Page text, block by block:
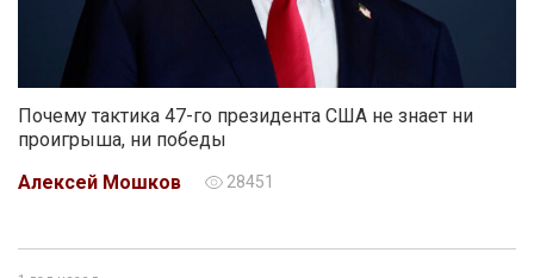
Почему тактика 47-го президента США не знает ни
проигрыша, ни победы
Алексей Мошков
28451